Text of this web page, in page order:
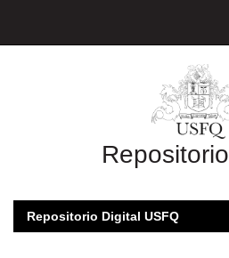
Repositorio
Repositorio Digital USFQ